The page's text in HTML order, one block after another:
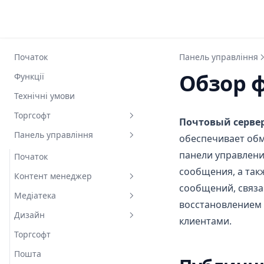
Початок
Функції
Технічні умови
Торгсофт
Початок
Вид товару
Назва товару
Динамічні характеристики
Опис товару
Модель товару
Товарні групи
Панель управління
Початок
Контент менеджер
Категорії та товари
Категорії
Товари
Пошук
Характеристики товарів
Усі характеристики
Фільтри
Дані користувачів
Замовлення
SEO Сайту
Медіатека
Медіатека в TOM
Дизайн
Основні налаштування Теми
Налаштування макета
Торгсофт
Пошта
Панель управління
Обзор
Почтовый
обеспечивает
панели
сообщения, а
сообщений,
клиентами.